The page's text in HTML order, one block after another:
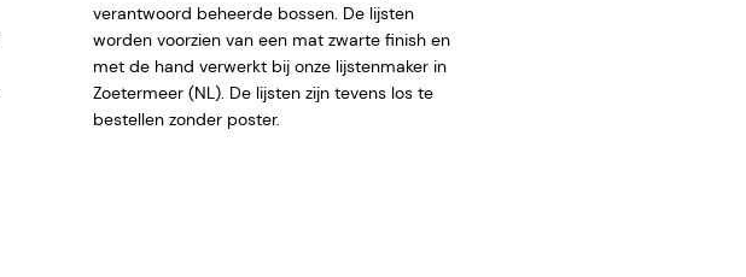
verantwoord beheerde bossen. De lijsten
worden voorzien van een mat zwarte finish en
met de hand verwerkt bij onze lijstenmaker in
Zoetermeer (NL). De lijsten zijn tevens los te
bestellen zonder poster.